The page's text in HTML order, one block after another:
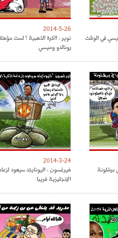
في الوقت
2014-5-26
نوير : ااكرة الذهبية ؟ لست
رونالدو وميسي
برشلونة
2014-3-24
فيرغسون : اليونايتد سيعود
الإنجليزية فريبا